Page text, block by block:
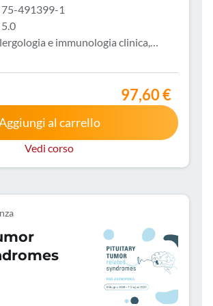
491399-1
e immunologia clinica,
e sicurezza degli ambienti di
(medici di famiglia)97,60 €
al carrello
Vedi corso